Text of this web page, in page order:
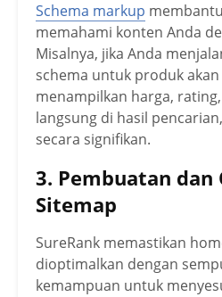
Schema markup
memahami konten Anda
Misalnya, jika Anda
schema untuk produk
menampilkan harga,
langsung di hasil
secara signifikan.
3. Pembuatan
Sitemap
SureRank memastikan
dioptimalkan dengan
kemampuan untuk